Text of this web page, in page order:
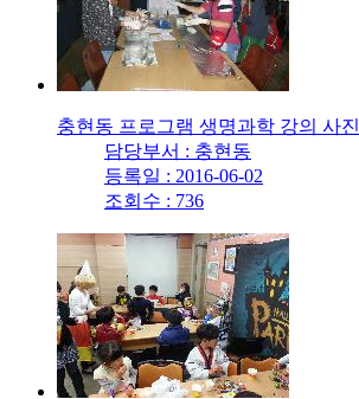
충현동 프로그램 생명과학 강의 사진
담당부서 : 충현동
등록일 : 2016-06-02
조회수 : 736